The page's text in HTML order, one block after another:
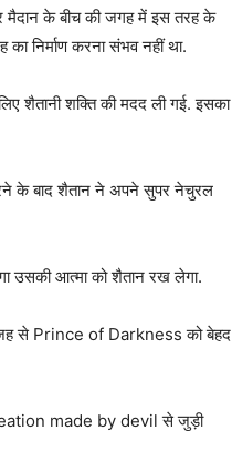
मैदान के बीच की जगह में इस तरह के
निर्माण करना संभव नहीं था.
शैतानी शक्ति की मदद ली गई. इसका
के बाद शैतान ने अपने सुपर नेचुरल
उसकी आत्मा को शैतान रख लेगा.
से Prince of Darkness को बेहद
made by devil से जुड़ी